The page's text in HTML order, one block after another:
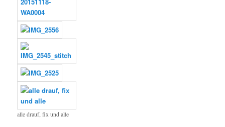
alle drauf, fix und alle